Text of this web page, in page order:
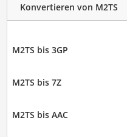
Konvertieren von M2TS
M2TS bis 3GP
M2TS bis 7Z
M2TS bis AAC